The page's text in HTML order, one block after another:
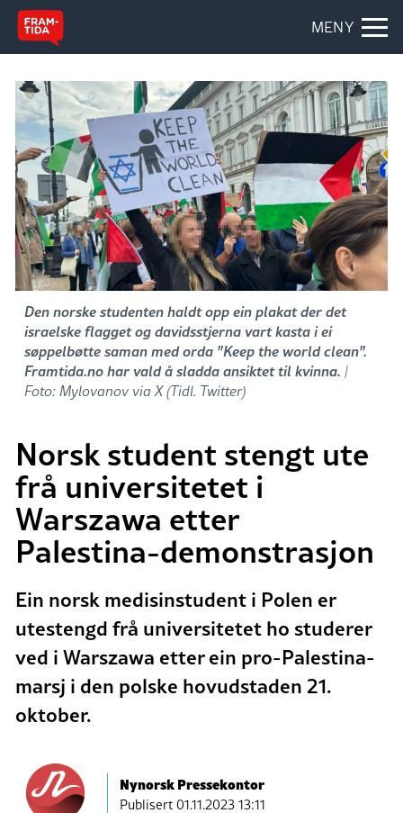
MENY
Den norske studenten haldt opp ein plakat der det
israelske flagget og davidsstjerna vart kasta i ei
søppelbøtte saman med orda "Keep the world clean".
Framtida.no har vald å sladda ansiktet til kvinna. |
Foto: Mylovanov via X (Tidl. Twitter)
Norsk student stengt ute
frå universitetet i
Warszawa etter
Palestina-demonstrasjon
Ein norsk medisinstudent i Polen er
utestengd frå universitetet ho studerer
ved i Warszawa etter ein pro-Palestina-
marsj i den polske hovudstaden 21.
oktober.
Nynorsk Pressekontor
Publisert01.11.2023 13:11